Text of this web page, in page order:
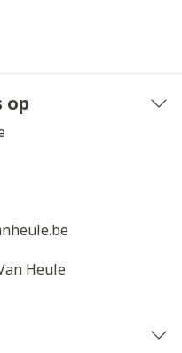
op
Heule